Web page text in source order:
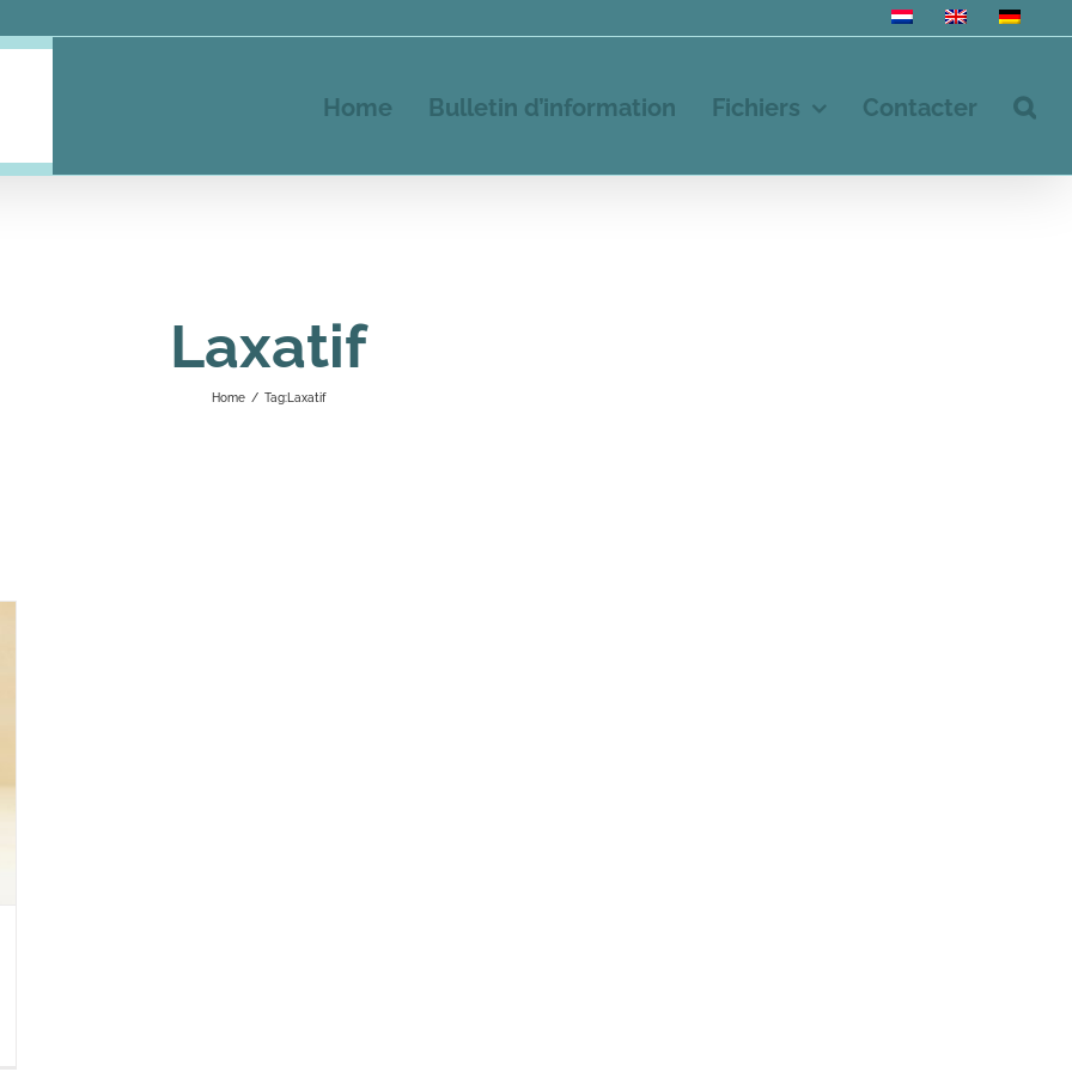
Home Bulletin d’information Fichiers Contacter
Laxatif
Home / Tag:Laxatif